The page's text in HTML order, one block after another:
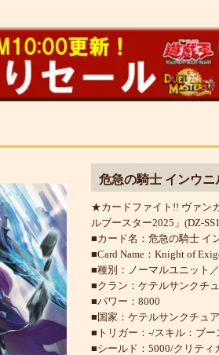
危急の騎士 インウニ
★カードファイト!! ヴァン
ルブースター2025」(DZ-
■カード名：危急の騎士 イ
■Card Name：Knight of
■種別：ノーマルユニット
■クラン：ケテルサンクチ
■パワー：8000
■国家：ケテルサンクチュ
■トリガー：-/スキル：ブー
■シールド：5000/クリティ